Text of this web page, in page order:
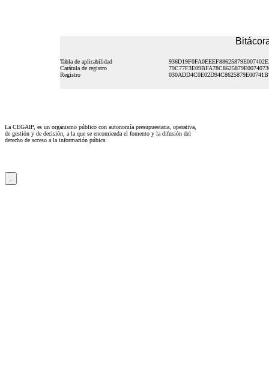
Tabla de aplicabilidad
Carátula de registro
Registro
La CEGAIP, es un organismo público con autonomía presupuestaria, operativa,
de gestión y de decisión, a la que se encomienda el fomento y la difusión del
derecho de acceso a la información púbica.